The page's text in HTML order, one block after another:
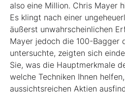
also eine Million. Chris Mayer
Es klingt nach einer
äußerst unwahrscheinlichen
Mayer jedoch die 100-Bagger
untersuchte, zeigten sich
Sie, was die Hauptmerkmale
welche Techniken Ihnen
aussichtsreichen Aktien